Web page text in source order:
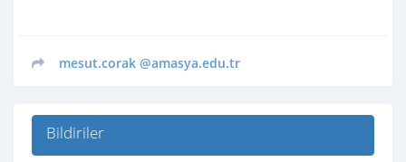
mesut.corak @amasya.edu.tr
Bildiriler